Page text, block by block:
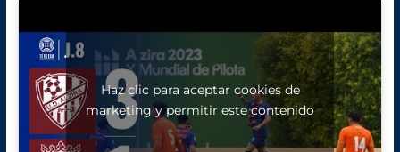
Haz clic para aceptar cookies de
marketing y permitir este contenido